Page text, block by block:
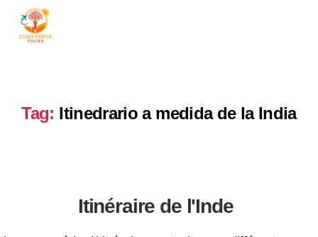
Tag: Itinedrario a medida de la India
Itinéraire de l'Inde